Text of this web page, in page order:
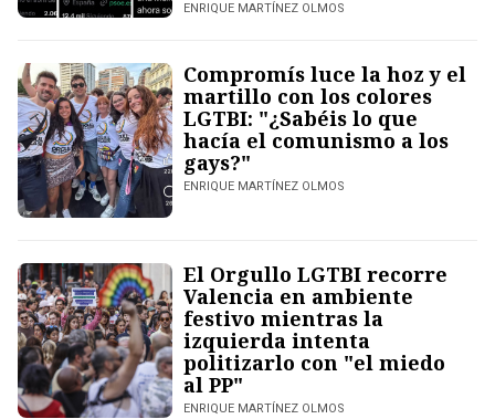
ENRIQUE MARTÍNEZ OLMOS
Compromís luce la hoz y el
martillo con los colores
LGTBI: "¿Sabéis lo que
hacía el comunismo a los
gays?"
ENRIQUE MARTÍNEZ OLMOS
El Orgullo LGTBI recorre
Valencia en ambiente
festivo mientras la
izquierda intenta
politizarlo con "el miedo
al PP"
ENRIQUE MARTÍNEZ OLMOS